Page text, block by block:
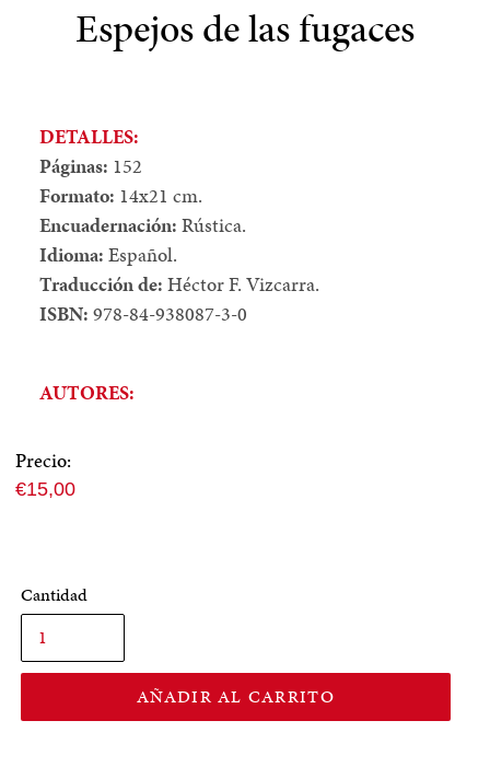
Espejos de las fugaces
DETALLES:
Páginas: 152
Formato: 14x21 cm.
Encuadernación:Rústica.
Idioma:Español.
Traducción de:Héctor F. Vizcarra.
ISBN:978-84-938087-3-0
AUTORES:
Precio:
Precio
€15,00
Cantidad
AÑADIR AL CARRITO